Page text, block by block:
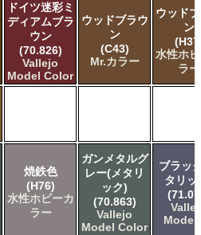
ドイツ迷彩ミ
ディアムブラ
ウン
(70.826)
Vallejo
Model Color
ウッドブラウ
ン
(C43)
Mr.カラー
ウッド
ン
水性ホ
ラー
焼鉄色
(H76)
水性ホビーカ
ラー
ガンメタルグ
レー(メタリ
ック)
(70.863)
Vallejo
Model Color
ブラッ
タリッ
Model